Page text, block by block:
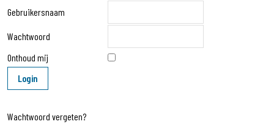
Gebruikersnaam
Wachtwoord
Onthoud mij
Wachtwoord vergeten?